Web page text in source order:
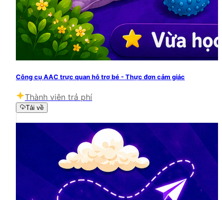
Công cụ AAC trực quan hỗ trợ bé - Thực đơn cảm giác
Thành viên trả phí
Tải về